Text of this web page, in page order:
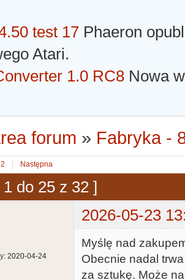
test 17 Phaeron
Atari.
1.0 RC8 Nowa
forum » Fabryka -
2 Następna
do 25 z 32 ]
2026-05-23
2020-04-24
Myślę nad
Obecnie nadal
za sztukę. Może